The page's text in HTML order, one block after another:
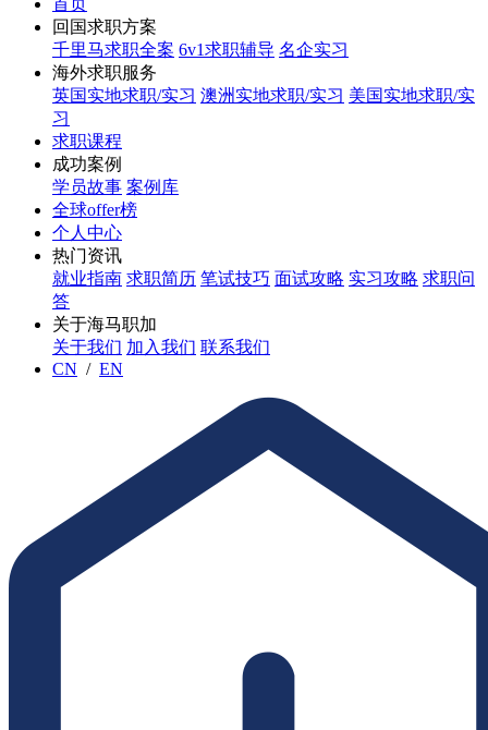
首页
回国求职方案
千里马求职全案 6v1求职辅导 名企实习
海外求职服务
英国实地求职/实习 澳洲实地求职/实习 美国实地求职/实
习
求职课程
成功案例
学员故事 案例库
全球offer榜
个人中心
热门资讯
就业指南 求职简历 笔试技巧 面试攻略 实习攻略 求职问
答
关于海马职加
关于我们 加入我们 联系我们
CN / EN